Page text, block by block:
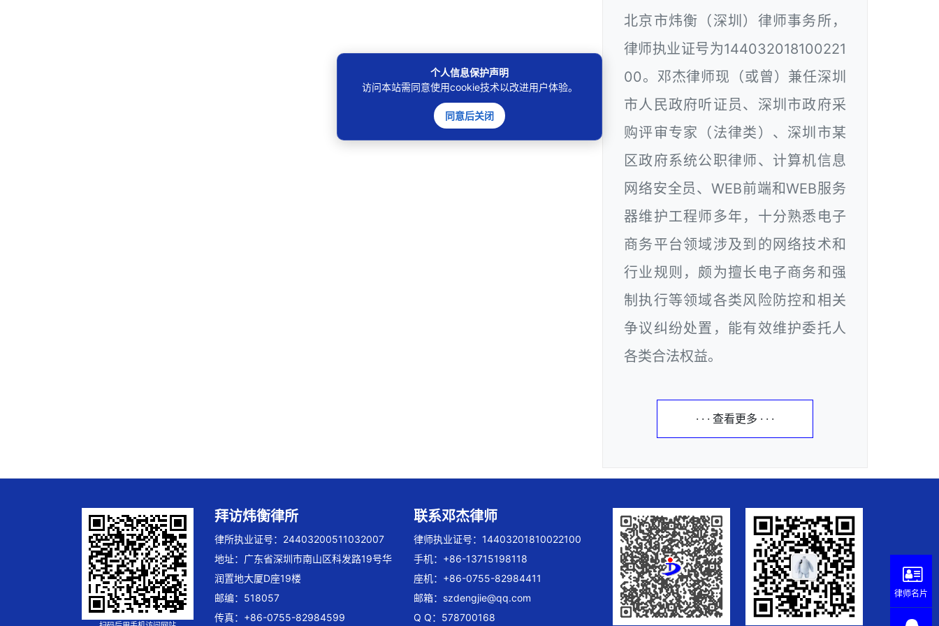
北京市炜衡（深圳）律师事务所，
律师执业证号为144032018100221
00。邓杰律师现（或曾）兼任深圳
市人民政府听证员、深圳市政府采
购评审专家（法律类）、深圳市某
区政府系统公职律师、计算机信息
网络安全员、WEB前端和WEB服务
器维护工程师多年，十分熟悉电子
商务平台领域涉及到的网络技术和
行业规则，颇为擅长电子商务和强
制执行等领域各类风险防控和相关
争议纠纷处置，能有效维护委托人
各类合法权益。
· · · 查看更多 · · ·
拜访炜衡律所
律所执业证号：24403200511032007
地址：广东省深圳市南山区科发路19号华
润置地大厦D座19楼
邮编：518057
传真：+86-0755-82984599
联系邓杰律师
律师执业证号：14403201810022100
手机：+86-13715198118
座机：+86-0755-82984411
邮箱： szdengjie@qq.com
Q Q：578700168
个人信息保护声明
访问本站需同意使用cookie技术以改进用户体验。
同意后关闭
律师名片